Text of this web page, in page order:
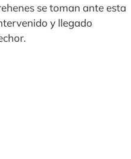
se toman ante esta
y llegado